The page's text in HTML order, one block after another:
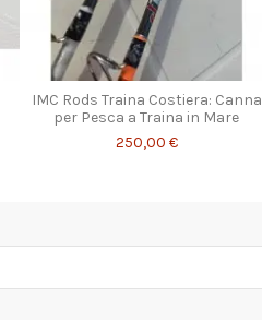
IMC Rods Traina Costiera: Canna
per Pesca a Traina in Mare
250,00 €